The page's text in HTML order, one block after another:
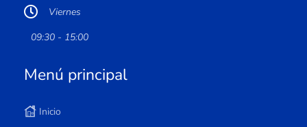
Viernes
09:30 - 15:00
Menú principal
Inicio